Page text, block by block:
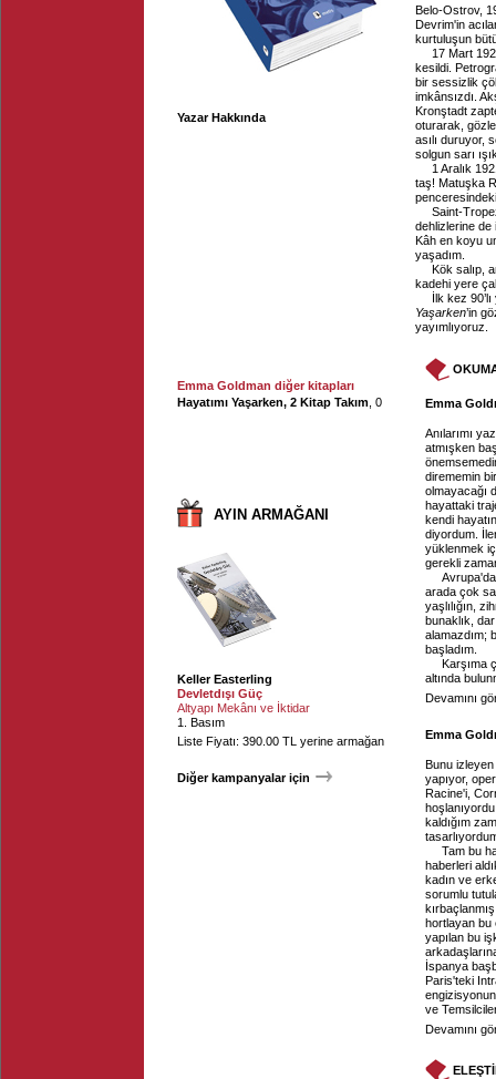
Yazar Hakkında
Belo-Ostrov,
Devrim'in
kurtuluşun
17 Mart
kesildi.
bir sessizlik
imkânsızdı.
Kronştadt
oturarak,
asılı duruyor,
solgun sarı
1 Aralık
taş! Matuşka
penceresindeki
Saint-
dehlizlerine de
Kâh en koyu
yaşadım.
Kök salıp,
kadehi yere
İlk kez
Yaşarken’in
yayımlıyoruz.
Emma Goldman diğer kitapları
Hayatımı Yaşarken, 2 Kitap Takım , 0
AYIN ARMAĞANI
Keller Easterling
Devletdışı Güç
Altyapı Mekânı ve İktidar
1. Basım
Liste Fiyatı: 390.00 TL yerine armağan
Diğer kampanyalar için
Emma
Anılarımı
atmışken
dirememin
olmayacağı
hayattaki
kendi
diyordum.
yüklenmek
gerekli
arada çok
yaşlılığın,
bunaklık,
alamazdım;
başladım.
Karşıma
altında
Devamını
Emma
Bunu
yapıyor,
Racine'i,
kaldığım
Tam bu
haberleri
kadın ve
sorumlu
hortlayan bu
yapılan bu
İspanya
Paris'teki
ve
Devamını